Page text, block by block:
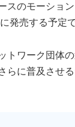
スのモーショ
発売する予定で
トワーク団体
らに普及させ